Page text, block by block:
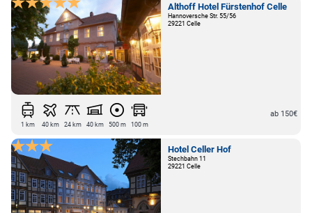
Althoff Hotel Fürstenhof Celle
Hannoversche Str. 55/56
29221 Celle
1 km 40 km 24 km 40 km 500 m 100 m
ab 150€
Hotel Celler Hof
Stechbahn 11
29221 Celle